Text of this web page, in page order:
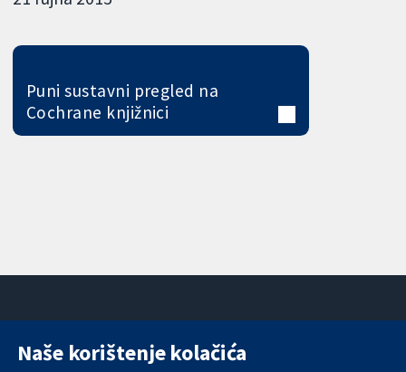
Puni sustavni pregled na
Cochrane knjižnici
11-13 Cavendish
Naše korištenje kolačića